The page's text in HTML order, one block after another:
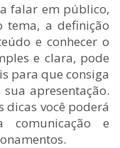
falar em público,
tema, a definição
e conhecer o
e clara, pode
para que consiga
apresentação.
dicas você poderá
comunicação e